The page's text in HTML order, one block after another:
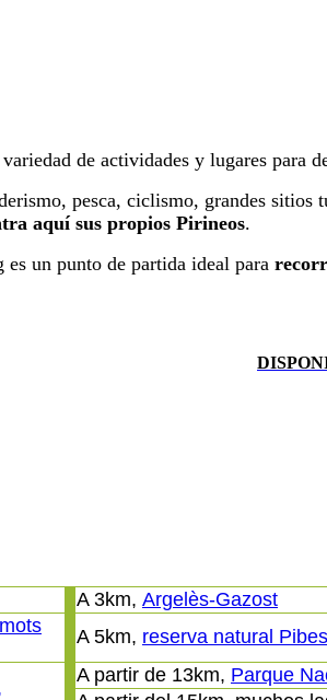
de actividades y lugares para
pesca, ciclismo, grandes sitios
aquí sus propios Pirineos.
un punto de partida ideal para
A 3km, Argelès-Gazost
A 5km, reserva natural
A partir de 13km, Parque